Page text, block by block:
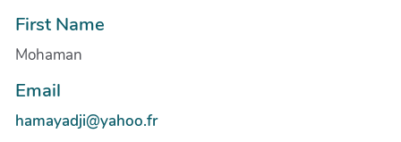
First Name
Mohaman
Email
hamayadji@yahoo.fr